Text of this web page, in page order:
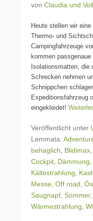
von Claudia und
Heute stellen wir
Thermo- und
Campingfahrzeuge
kommen
Isolationsmatten, die
Schrecken nehmen
Schnippchen
Expeditionsfahrzeug
eingekleidet!
Veröffentlicht unter
Lemmata:
behaglich
Blidimax
Cockpit Dämmung
Kältestrahlung
Messe Off road
Saugnapf Sommer,
Wärmestrahlung